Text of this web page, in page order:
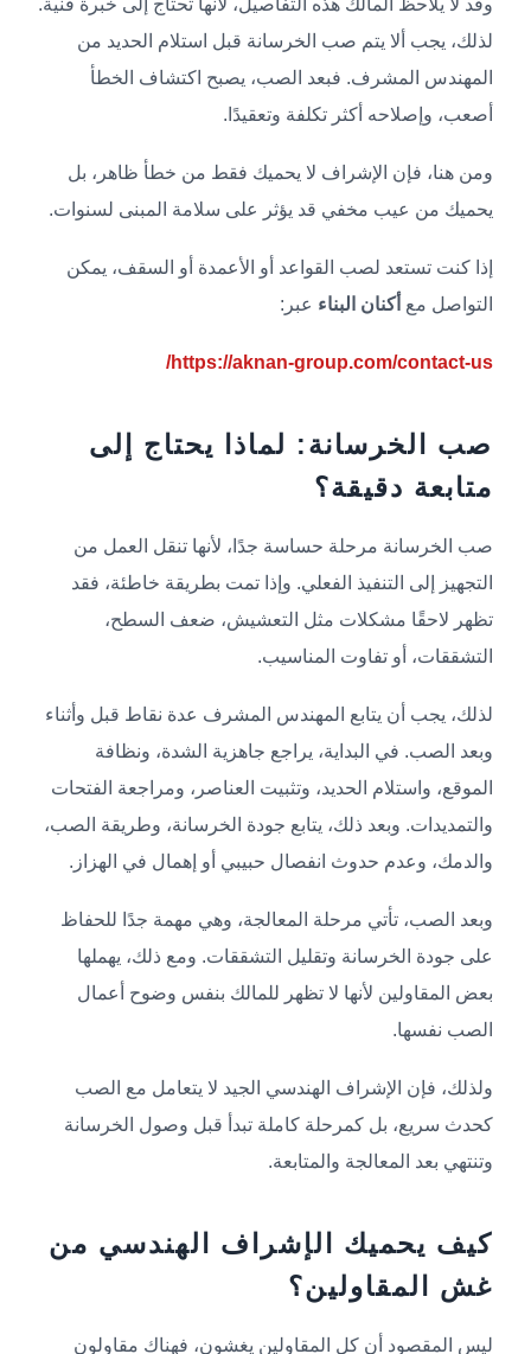
وقد لا يلاحظ المالك هذه التفاصيل، لأنها تحتاج إلى خبرة فنية.
لذلك، يجب ألا يتم صب الخرسانة قبل استلام الحديد من
المهندس المشرف. فبعد الصب، يصبح اكتشاف الخطأ
أصعب، وإصلاحه أكثر تكلفة وتعقيدًا.
ومن هنا، فإن الإشراف لا يحميك فقط من خطأ ظاهر، بل
يحميك من عيب مخفي قد يؤثر على سلامة المبنى لسنوات.
إذا كنت تستعد لصب القواعد أو الأعمدة أو السقف، يمكن
التواصل مع أكنان البناء عبر:
https://aknan-group.com/contact-us/
صب الخرسانة: لماذا يحتاج إلى
متابعة دقيقة؟
صب الخرسانة مرحلة حساسة جدًا، لأنها تنقل العمل من
التجهيز إلى التنفيذ الفعلي. وإذا تمت بطريقة خاطئة، فقد
تظهر لاحقًا مشكلات مثل التعشيش، ضعف السطح،
التشققات، أو تفاوت المناسيب.
لذلك، يجب أن يتابع المهندس المشرف عدة نقاط قبل وأثناء
وبعد الصب. في البداية، يراجع جاهزية الشدة، ونظافة
الموقع، واستلام الحديد، وتثبيت العناصر، ومراجعة الفتحات
والتمديدات. وبعد ذلك، يتابع جودة الخرسانة، وطريقة الصب،
والدمك، وعدم حدوث انفصال حبيبي أو إهمال في الهزاز.
وبعد الصب، تأتي مرحلة المعالجة، وهي مهمة جدًا للحفاظ
على جودة الخرسانة وتقليل التشققات. ومع ذلك، يهملها
بعض المقاولين لأنها لا تظهر للمالك بنفس وضوح أعمال
الصب نفسها.
ولذلك، فإن الإشراف الهندسي الجيد لا يتعامل مع الصب
كحدث سريع، بل كمرحلة كاملة تبدأ قبل وصول الخرسانة
وتنتهي بعد المعالجة والمتابعة.
كيف يحميك الإشراف الهندسي من
غش المقاولين؟
ليس المقصود أن كل المقاولين يغشون، فهناك مقاولون